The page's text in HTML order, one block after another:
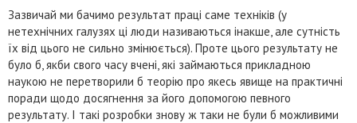
Зазвичай ми бачимо результат праці саме техніків (у
нетехнічних галузях ці люди називаються інакше, але сутність
їх від цього не сильно змінюється). Проте цього результату не
було б, якби свого часу вчені, які займаються прикладною
наукою не перетворили б теорію про якесь явище на практичні
поради щодо досягнення за його допомогою певного
результату. І такі розробки знову ж таки не були б можливими